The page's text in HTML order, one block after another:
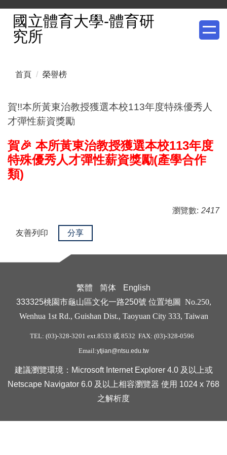
國立體育大學-體育研
究所
首頁 榮譽榜
賀!!本所黃東治教授獲選本校113年度特殊優秀人
才彈性薪資獎勵
賀🎉 本所黃東治教授獲選本校113年度
特殊優秀人才彈性薪資獎勵(產學合作
類)
瀏覽數: 2417
友善列印 分享
繁體 简体
English
333325桃園市龜山區文化一路250號 位置地圖
No.250,
Wenhua 1st Rd., Guishan Dist., Taoyuan City 333, Taiwan
TEL: (03)-328-3201 ext.8533 或 8532 FAX: (03)-328-0596
Email:ytjian@ntsu.edu.tw
建議瀏覽環境：Microsoft Internet Explorer 4.0 及以上或
Netscape Navigator 6.0 及以上相容瀏覽器 使用 1024 x 768
之解析度